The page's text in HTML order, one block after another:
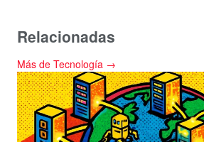
Relacionadas
Más de Tecnología →